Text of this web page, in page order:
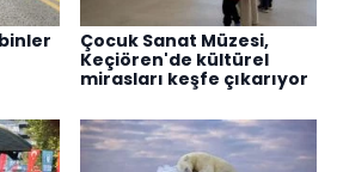
Çocuk Sanat Müzesi,
Keçiören'de kültürel
mirasları keşfe çıkarıyor